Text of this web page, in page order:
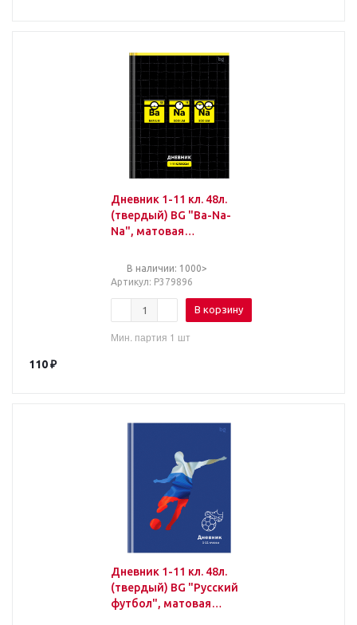
Дневник 1-11 кл. 48л.
(твердый) BG "Ba-Na-
Na", матовая
В наличии: 1000>
Артикул: Р379896
В корзину
Мин. партия 1 шт
110₽
Дневник 1-11 кл. 48л.
(твердый) BG "Русский
футбол", матовая